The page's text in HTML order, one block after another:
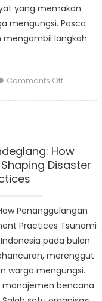
yang memakan
mengungsi. Pasca
langkah
Comments Offon
Bencana
How
Disaster
Penanggulangan
Practices Tsunami
pada bulan
merenggut
warga mengungsi.
manajemen bencana